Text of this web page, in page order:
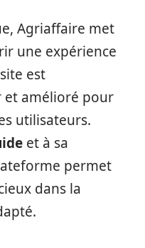
Agriaffaire met
une expérience
est
et amélioré pour
utilisateurs.
et à sa
permet
dans la